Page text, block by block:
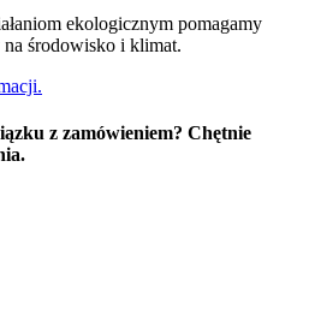
ekologicznym pomagamy
środowisko i klimat.
z zamówieniem? Chętnie